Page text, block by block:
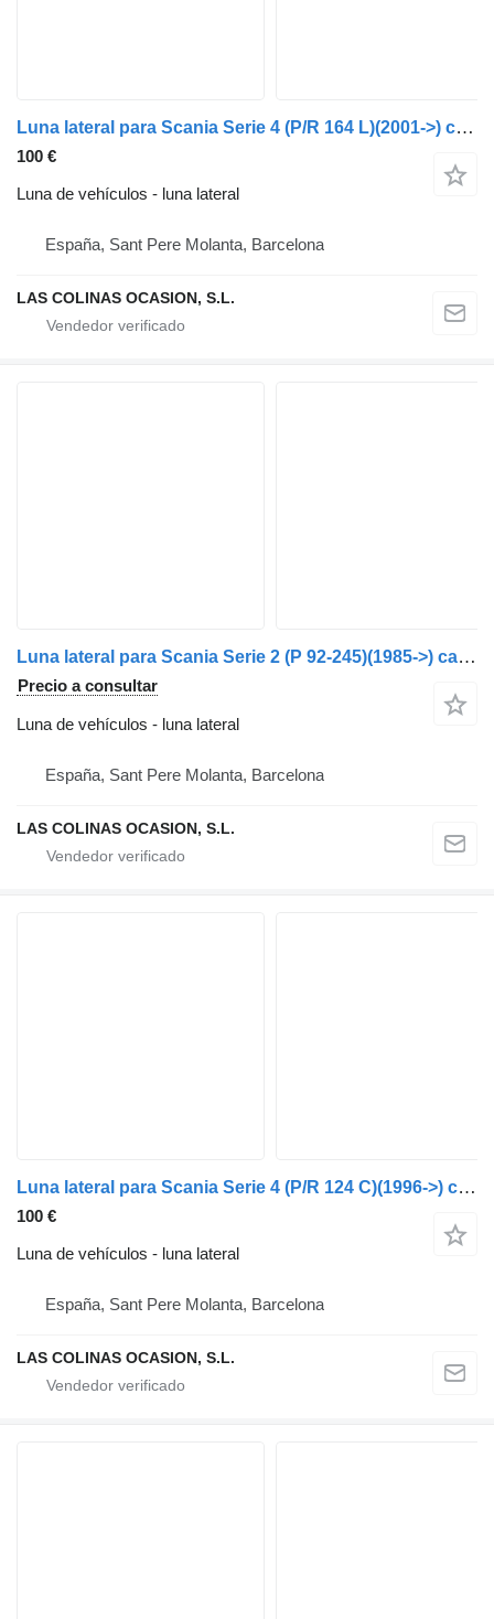
Luna lateral para Scania Serie 4 (P/R 164 L)(2001->) camión
100 €
Luna de vehículos - luna lateral
España, Sant Pere Molanta, Barcelona
LAS COLINAS OCASION, S.L.
Luna lateral para Scania Serie 2 (P 92-245)(1985->) camión
Precio a consultar
Luna de vehículos - luna lateral
España, Sant Pere Molanta, Barcelona
LAS COLINAS OCASION, S.L.
Luna lateral para Scania Serie 4 (P/R 124 C)(1996->) camión
100 €
Luna de vehículos - luna lateral
España, Sant Pere Molanta, Barcelona
LAS COLINAS OCASION, S.L.